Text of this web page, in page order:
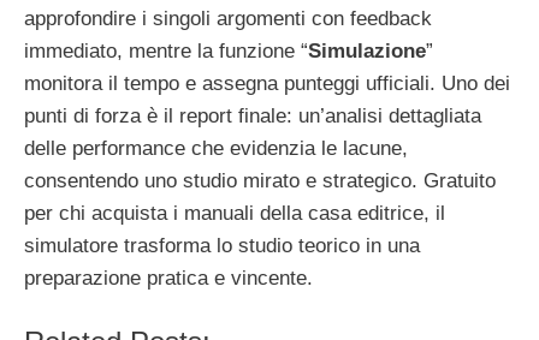
approfondire i singoli argomenti con feedback
immediato, mentre la funzione “Simulazione”
monitora il tempo e assegna punteggi ufficiali. Uno dei
punti di forza è il report finale: un’analisi dettagliata
delle performance che evidenzia le lacune,
consentendo uno studio mirato e strategico. Gratuito
per chi acquista i manuali della casa editrice, il
simulatore trasforma lo studio teorico in una
preparazione pratica e vincente.